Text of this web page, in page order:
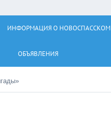
ИНФОРМАЦИЯ О НОВОСПАССКОМ
ОБЪЯВЛЕНИЯ